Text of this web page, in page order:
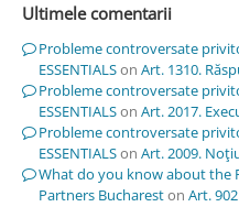
Ultimele comentarii
Probleme controversate
ESSENTIALSon Art. 1310.
Probleme controversate
ESSENTIALSon Art. 2017.
Probleme controversate
ESSENTIALSon Art. 2009.
What do you know about the
Partners Buchareston Art.